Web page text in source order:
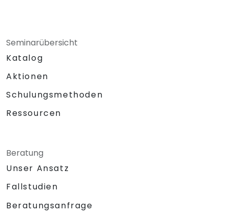
Seminarübersicht
Katalog
Aktionen
Schulungsmethoden
Ressourcen
Beratung
Unser Ansatz
Fallstudien
Beratungsanfrage